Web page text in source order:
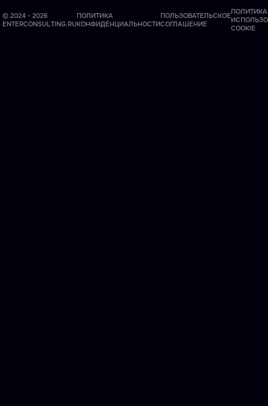
© 2024 - 2026
ENTERCONSULTING.RU
ПОЛИТИКА
КОНФИДЕНЦИАЛЬНОСТИ
ПОЛЬЗОВАТЕЛЬСКОЕ
СОГЛАШЕНИЕ
ПОЛИТИКА
COOKIE